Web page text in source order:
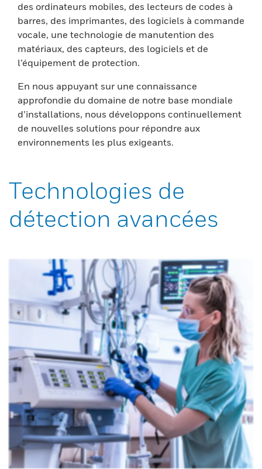
des ordinateurs mobiles, des lecteurs de codes à
barres, des imprimantes, des logiciels à commande
vocale, une technologie de manutention des
matériaux, des capteurs, des logiciels et de
l’équipement de protection.
En nous appuyant sur une connaissance
approfondie du domaine de notre base mondiale
d’installations, nous développons continuellement
de nouvelles solutions pour répondre aux
environnements les plus exigeants.
Technologies de
détection avancées